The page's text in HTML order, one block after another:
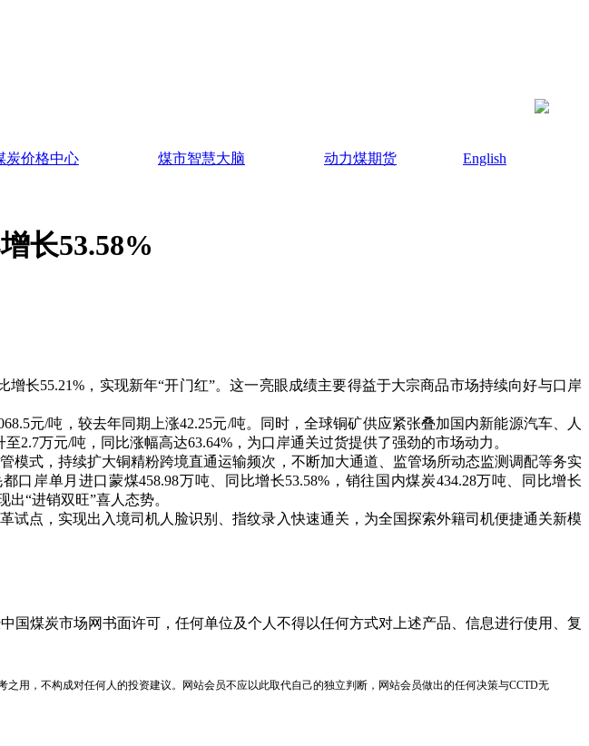
炭价格中心 煤市智慧大脑 动力煤期货
English
长53.58%
55.21%，实现新年“开门红”。这一亮眼成绩主要得益于大宗商品市场持续向好与口岸
元/吨，较去年同期上涨42.25元/吨。同时，全球铜矿供应紧张叠加国内新能源汽车、人
万元/吨，同比涨幅高达63.64%，为口岸通关过货提供了强劲的市场动力。
式，持续扩大铜精粉跨境直通运输频次，不断加大通道、监管场所动态监测调配等务实
岸单月进口蒙煤458.98万吨、同比增长53.58%，销往国内煤炭434.28万吨、同比增长
出“进销双旺”喜人态势。
点，实现出入境司机人脸识别、指纹录入快速通关，为全国探索外籍司机便捷通关新模
煤炭市场网书面许可，任何单位及个人不得以任何方式对上述产品、信息进行使用、复
用，不构成对任何人的投资建议。网站会员不应以此取代自己的独立判断，网站会员做出的任何决策与CCTD无